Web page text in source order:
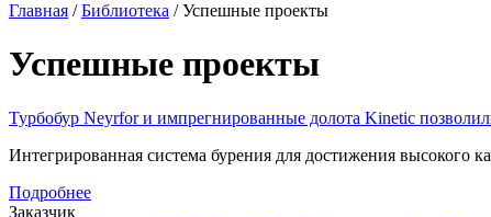
Главная /Библиотека /Успешные проекты
Успешные проекты
Турбобур Neyrfor и импрегнированные долота Kinetic
Интегрированная система бурения для достижения высокого
Подробнее
Заказчик